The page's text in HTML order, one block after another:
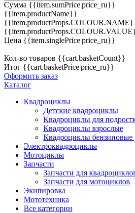
Сумма {{item.sumPrice|price_ru}}
{{item.productName}}
Цена {{item.singlePrice|price_ru}}
Кол-во товаров {{cart.basketCount}}
Итог {{cart.basketPrice|price_ru}}
Оформить заказ
Каталог
Квадроциклы
Детские квадроциклы
Квадроциклы для
Квадроциклы взрослые
Квадроциклы бензиновые
Электроквадроциклы
Мотоциклы
Запчасти
Запчасти для
Запчасти для мотоциклов
Экипировка
Мототехника
Все категории